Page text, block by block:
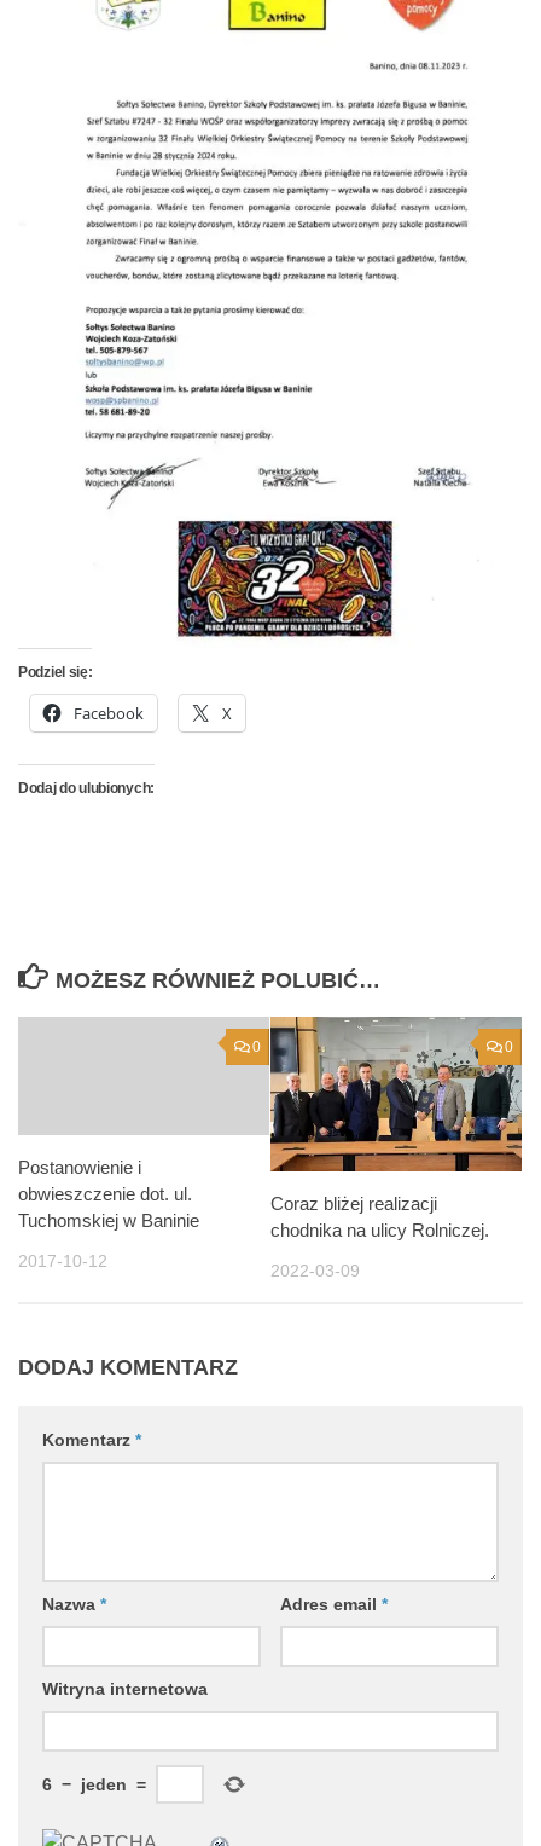
Podziel się:
Facebook X
Dodaj do ulubionych:
MOŻESZ RÓWNIEŻ POLUBIĆ…
0
Postanowienie i
obwieszczenie dot. ul.
Tuchomskiej w Baninie
2017-10-12
0
Coraz bliżej realizacji
chodnika na ulicy Rolniczej.
2022-03-09
DODAJ KOMENTARZ
Komentarz *
Nazwa * Adres email *
Witryna internetowa
6 − jeden =